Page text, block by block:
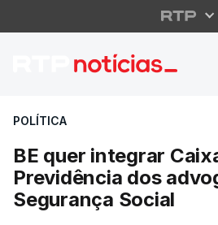
BE quer
POLÍTICA
BE quer integrar
Previdência dos
Segurança Social